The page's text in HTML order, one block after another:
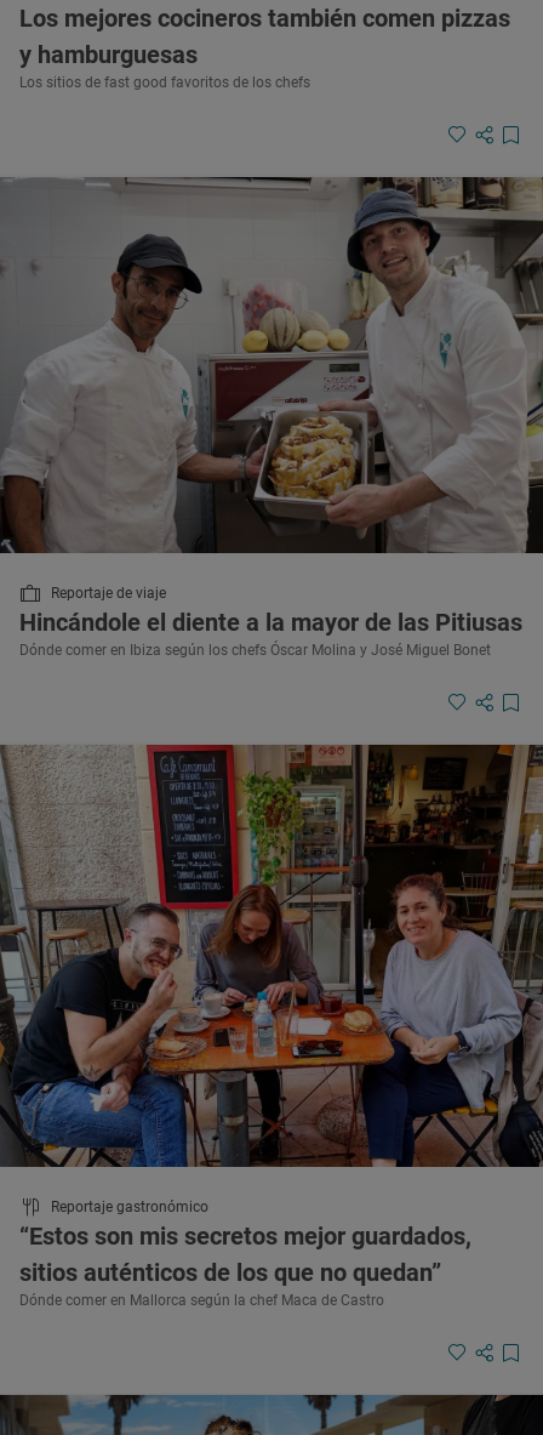
Los mejores cocineros también comen pizzas
y hamburguesas
Los sitios de fast good favoritos de los chefs
Reportaje de viaje
Hincándole el diente a la mayor de las Pitiusas
Dónde comer en Ibiza según los chefs Óscar Molina y José Miguel Bonet
Reportaje gastronómico
“Estos son mis secretos mejor guardados,
sitios auténticos de los que no quedan”
Dónde comer en Mallorca según la chef Maca de Castro